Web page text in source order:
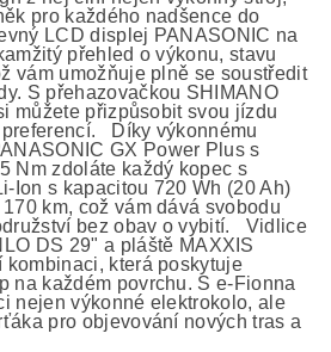
pro každého nadšence do
LCD displej PANASONIC na
přehled o výkonu, stavu
vám umožňuje plně se soustředit
S přehazovačkou SHIMANO
můžete přizpůsobit svou jízdu
Díky výkonnému
GX Power Plus s
Nm zdoláte každý kopec s
Ion s kapacitou 720 Wh (20 Ah)
km, což vám dává svobodu
bez obav o vybití. Vidlice
DS 29" a pláště MAXXIS
kombinaci, která poskytuje
na každém povrchu. S e-Fionna
nejen výkonné elektrokolo, ale
pro objevování nových tras a